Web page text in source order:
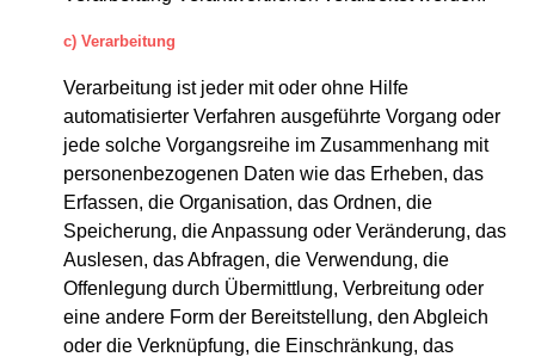
c) Verarbeitung
Verarbeitung ist jeder mit oder ohne Hilfe
automatisierter Verfahren ausgeführte Vorgang oder
jede solche Vorgangsreihe im Zusammenhang mit
personenbezogenen Daten wie das Erheben, das
Erfassen, die Organisation, das Ordnen, die
Speicherung, die Anpassung oder Veränderung, das
Auslesen, das Abfragen, die Verwendung, die
Offenlegung durch Übermittlung, Verbreitung oder
eine andere Form der Bereitstellung, den Abgleich
oder die Verknüpfung, die Einschränkung, das